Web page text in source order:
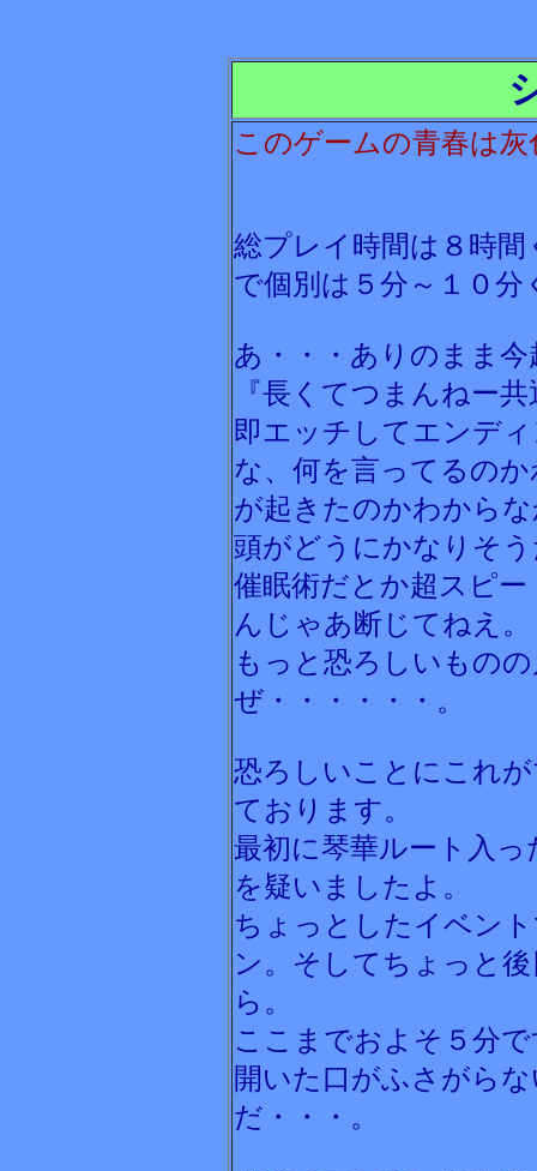
このゲームの青春は
総プレイ時間は８時
で個別は５分～１０分
あ・・・ありのまま
『長くてつまんねー
即エッチしてエンデ
な、何を言ってるの
が起きたのかわから
頭がどうにかなりそ
催眠術だとか超スピ
んじゃあ断じてねえ。
もっと恐ろしいもの
ぜ・・・・・・。
恐ろしいことにこれ
ております。
最初に琴華ルート入
を疑いましたよ。
ちょっとしたイベン
ン。そしてちょっと
ら。
ここまでおよそ５分
開いた口がふさがら
だ・・・。